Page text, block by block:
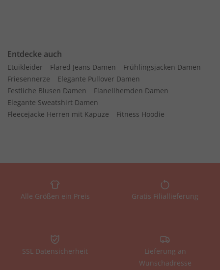
Entdecke auch
Etuikleider Flared Jeans Damen
Frühlingsjacken Damen
Friesennerze
Elegante Pullover Damen
Festliche Blusen Damen
Flanellhemden Damen
Elegante Sweatshirt Damen
Fleecejacke Herren mit Kapuze
Fitness Hoodie
Alle Größen ein Preis Gratis Filiallieferung
SSL Datensicherheit
Lieferung an
Wunschadresse